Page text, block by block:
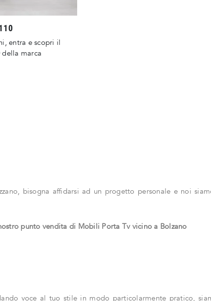
entra e scopri il
marca
bisogna affidarsi ad un progetto personale e noi
punto vendita di Mobili Porta Tv vicino a Bolzano
voce al tuo stile in modo particolarmente pratico,